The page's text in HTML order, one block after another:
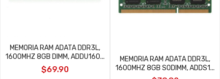
MEMORIA RAM ADATA DDR3L,
1600MHZ 8GB DIMM, ADDU160...
$69.90
MEMORIA RAM ADATA DDR3L,
1600MHZ 8GB SODIMM, ADDS1...